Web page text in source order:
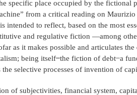
specific place occupied by the fictional
from a critical reading on Maurizio
intended to reflect, based on the most
and regulative fiction —among
as it makes possible and articulates the
being itself ̶̶ the fiction of debt ̶ a
selective processes of invention of
of subjectivities, financial system,